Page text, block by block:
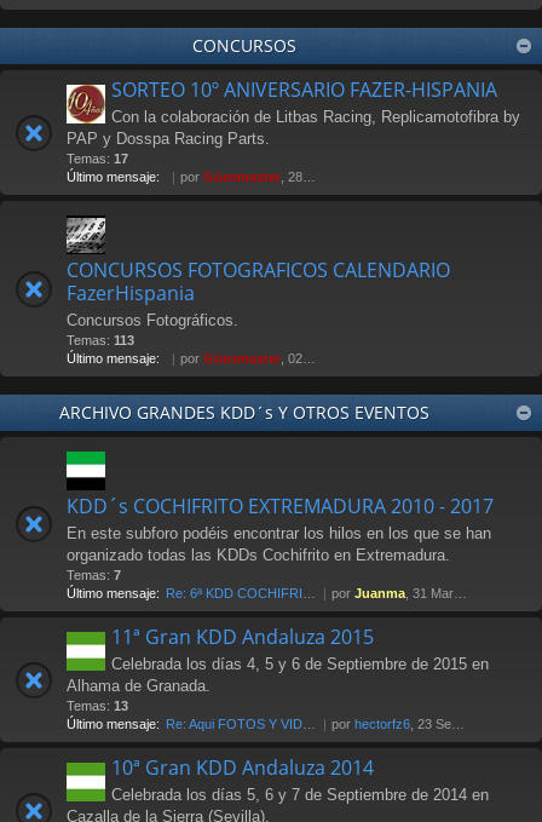
CONCURSOS
SORTEO 10º ANIVERSARIO FAZER-HISPANIA
Con la colaboración de Litbas Racing, Replicamotofibra by
PAP y Dosspa Racing Parts.
Temas: 17
Último mensaje:
por Güesmaster , 28 Nov 2011 20:13
CONCURSOS FOTOGRAFICOS CALENDARIO
FazerHispania
Concursos Fotográficos.
Temas: 113
Último mensaje:
por Güesmaster , 02 May 2012 21:07
ARCHIVO GRANDES KDD´s Y OTROS EVENTOS
KDD´s COCHIFRITO EXTREMADURA 2010 - 2017
En este subforo podéis encontrar los hilos en los que se han
organizado todas las KDDs Cochifrito en Extremadura.
Temas: 7
Último mensaje: Re: 6ª KDD COCHIFRITO 1-abri… por Juanma , 31 Mar 2017 00:14
11ª Gran KDD Andaluza 2015
Celebrada los días 4, 5 y 6 de Septiembre de 2015 en
Alhama de Granada.
Temas: 13
Último mensaje: Re: Aqui FOTOS Y VIDEOS por hectorfz6 , 23 Sep 2015 12:48
10ª Gran KDD Andaluza 2014
Celebrada los días 5, 6 y 7 de Septiembre de 2014 en
Cazalla de la Sierra (Sevilla).